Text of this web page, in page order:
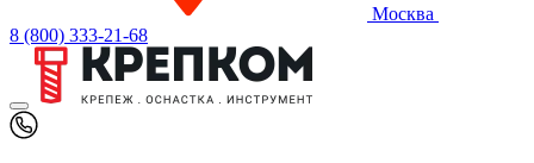
Москва
8 (800) 333-21-68